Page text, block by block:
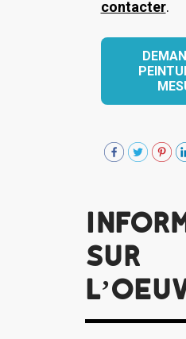
contacter.
sur